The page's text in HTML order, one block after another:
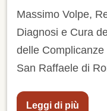
Massimo Volpe,
Diagnosi e Cura
delle Complicanze
San Raffaele di
rubrica
Leggi di più